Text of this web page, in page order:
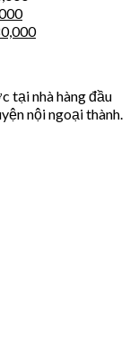
tại nhà hàng đầu
nội ngoại thành.